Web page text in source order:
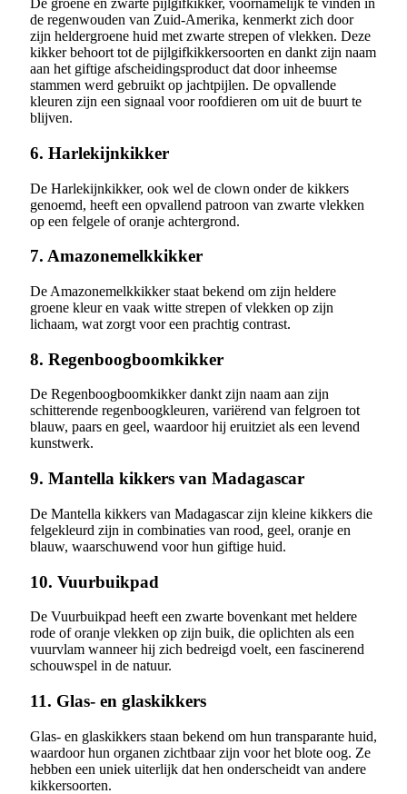
De groene en zwarte pijlgifkikker, voornamelijk te vinden in
de regenwouden van Zuid-Amerika, kenmerkt zich door
zijn heldergroene huid met zwarte strepen of vlekken. Deze
kikker behoort tot de pijlgifkikkersoorten en dankt zijn naam
aan het giftige afscheidingsproduct dat door inheemse
stammen werd gebruikt op jachtpijlen. De opvallende
kleuren zijn een signaal voor roofdieren om uit de buurt te
blijven.
6. Harlekijnkikker
De Harlekijnkikker, ook wel de clown onder de kikkers
genoemd, heeft een opvallend patroon van zwarte vlekken
op een felgele of oranje achtergrond.
7. Amazonemelkkikker
De Amazonemelkkikker staat bekend om zijn heldere
groene kleur en vaak witte strepen of vlekken op zijn
lichaam, wat zorgt voor een prachtig contrast.
8. Regenboogboomkikker
De Regenboogboomkikker dankt zijn naam aan zijn
schitterende regenboogkleuren, variërend van felgroen tot
blauw, paars en geel, waardoor hij eruitziet als een levend
kunstwerk.
9. Mantella kikkers van Madagascar
De Mantella kikkers van Madagascar zijn kleine kikkers die
felgekleurd zijn in combinaties van rood, geel, oranje en
blauw, waarschuwend voor hun giftige huid.
10. Vuurbuikpad
De Vuurbuikpad heeft een zwarte bovenkant met heldere
rode of oranje vlekken op zijn buik, die oplichten als een
vuurvlam wanneer hij zich bedreigd voelt, een fascinerend
schouwspel in de natuur.
11. Glas- en glaskikkers
Glas- en glaskikkers staan bekend om hun transparante huid,
waardoor hun organen zichtbaar zijn voor het blote oog. Ze
hebben een uniek uiterlijk dat hen onderscheidt van andere
kikkersoorten.